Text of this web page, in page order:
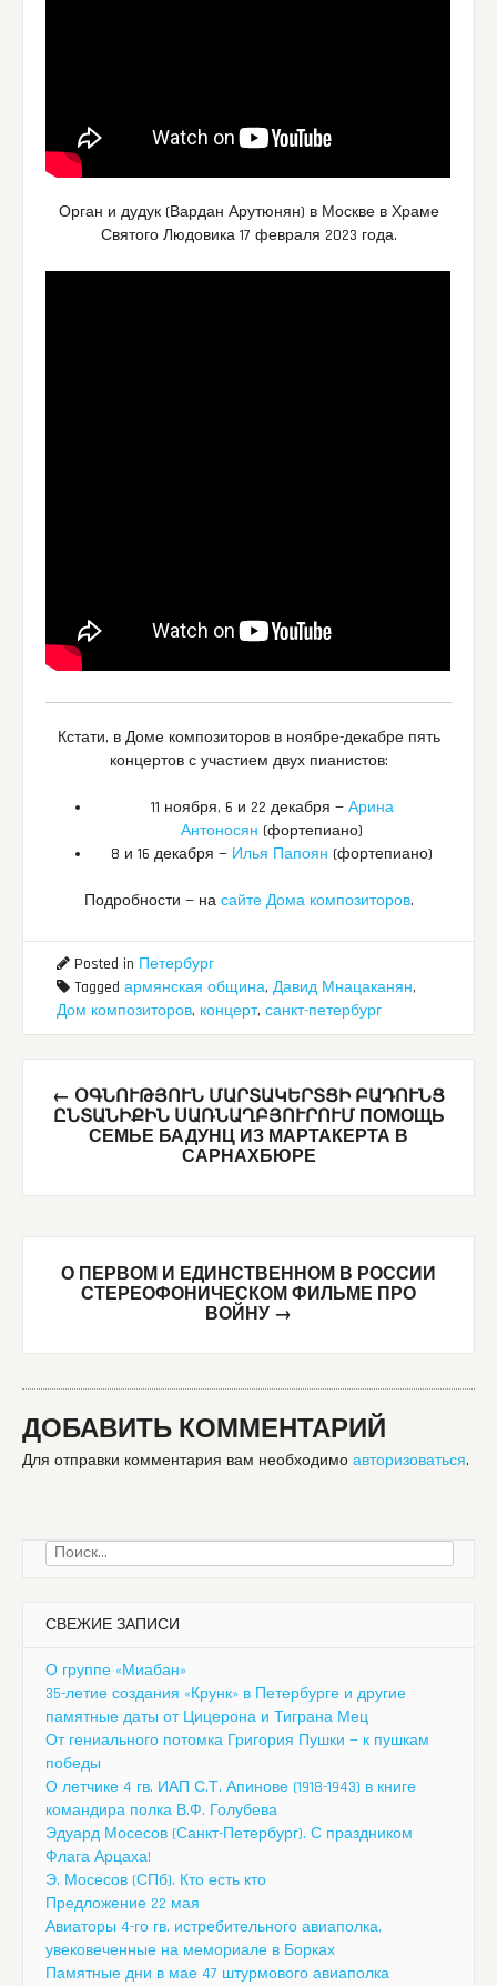
Орган и дудук (Вардан Арутюнян) в Москве в Храме
Святого Людовика 17 февраля 2023 года.
Кстати, в Доме композиторов в ноябре-декабре пять
концертов с участием двух пианистов:
11 ноября, 6 и 22 декабря — Арина
Антоносян (фортепиано)
8 и 16 декабря — Илья Папоян (фортепиано)
Подробности — на сайте Дома композиторов.
Posted in Петербург
Tagged армянская община, Давид Мнацаканян,
Дом композиторов, концерт, санкт-петербург
Post
navigation
← ՕԳՆՈՒԹՅՈՒՆ ՄԱՐՏԱԿԵՐՏՑԻ ԲԱԴՈՒՆՑ
ԸՆՏԱՆԻՔԻՆ ՍԱՌՆԱՂԲՅՈՒՐՈՒՄ ПОМОЩЬ
СЕМЬЕ БАДУНЦ ИЗ МАРТАКЕРТА В
САРНАХБЮРЕ
О ПЕРВОМ И ЕДИНСТВЕННОМ В РОССИИ
СТЕРЕОФОНИЧЕСКОМ ФИЛЬМЕ ПРО
ВОЙНУ →
ДОБАВИТЬ КОММЕНТАРИЙ
Для отправки комментария вам необходимо авторизоваться.
Найти:
СВЕЖИЕ ЗАПИСИ
О группе «Миабан»
35-летие создания «Крунк» в Петербурге и другие
памятные даты от Цицерона и Тиграна Мец
От гениального потомка Григория Пушки — к пушкам
победы
О летчике 4 гв. ИАП С.Т. Апинове (1918-1943) в книге
командира полка В.Ф. Голубева
Эдуард Мосесов (Санкт-Петербург). С праздником
Флага Арцаха!
Э. Мосесов (СПб). Кто есть кто
Предложение 22 мая
Авиаторы 4-го гв. истребительного авиаполка,
увековеченные на мемориале в Борках
Памятные дни в мае 47 штурмового авиаполка